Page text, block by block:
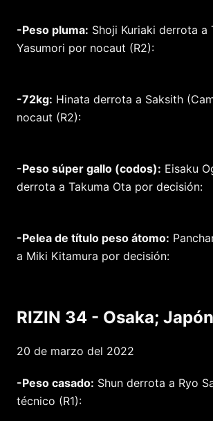
-Peso pluma: Shoji Kuriaki derrota a
Yasumori por nocaut (R2):
-72kg: Hinata derrota a Saksith
nocaut (R2):
-Peso súper gallo (codos): Eisaku
derrota a Takuma Ota por decisión:
-Pelea de título peso átomo:
a Miki Kitamura por decisión:
RIZIN 34 - Osaka; Japón
20 de marzo del 2022
-Peso casado: Shun derrota a Ryo
técnico (R1):